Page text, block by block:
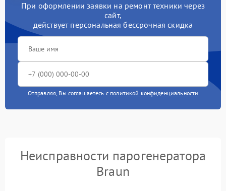
При оформлении заявки на ремонт техники через
сайт,
действует персональная бессрочная скидка
Отправляя, Вы соглашаетесь с политикой конфиденциальности
Неисправности парогенератора
Braun